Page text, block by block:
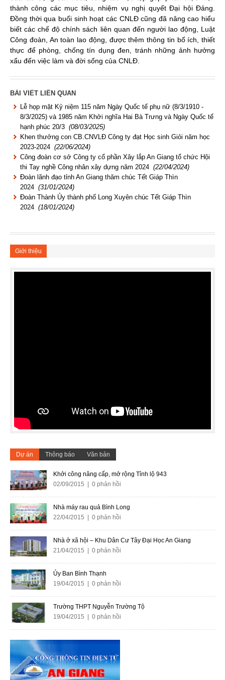
thành công các mục tiêu, nhiệm vụ nghị quyết Đại hội Đảng.
Đồng thời qua buổi sinh hoạt các CNLĐ cũng đã nâng cao hiểu
biết các chế độ chính sách liên quan đến người lao động, Luật
Công đoàn, An toàn lao động, được thêm thông tin bổ ích, thiết
thực để phòng, chống tín dụng đen, tránh những ảnh hưởng
xấu đến việc làm và đời sống của CNLĐ.
BÀI VIẾT LIÊN QUAN
Lễ họp mặt Kỷ niệm 115 năm Ngày Quốc tế phụ nữ (8/3/1910 -
8/3/2025) và 1985 năm Khởi nghĩa Hai Bà Trưng và Ngày Quốc tế
hạnh phúc 20/3 (08/03/2025)
Khen thưởng con CB.CNVLĐ Công ty đạt Học sinh Giỏi năm học
2023-2024 (22/06/2024)
Công đoàn cơ sở Công ty cổ phần Xây lắp An Giang tổ chức Hội
thi Tay nghề Công nhân xây dựng năm 2024 (22/04/2024)
Đoàn lãnh đạo tỉnh An Giang thăm chúc Tết Giáp Thìn
2024 (31/01/2024)
Đoàn Thành Ủy thành phố Long Xuyên chúc Tết Giáp Thìn
2024 (18/01/2024)
Giới thiệu
Dự án Thông báo Văn bản
Khởi công nâng cấp, mở rộng Tỉnh lộ 943
02/09/2015 | 0 phản hồi
Nhà máy rau quả Bình Long
22/04/2015 | 0 phản hồi
Nhà ở xã hội – Khu Dân Cư Tây Đại Học An Giang
21/04/2015 | 0 phản hồi
Ủy Ban Bình Thạnh
19/04/2015 | 0 phản hồi
Trường THPT Nguyễn Trường Tộ
19/04/2015 | 0 phản hồi